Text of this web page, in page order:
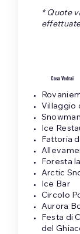
* Quote
Cosa Vedrai
Villaggio
Ice
Fattoria
Foresta
Arctic
Ice Bar
Circolo
Aurora
Festa di
del